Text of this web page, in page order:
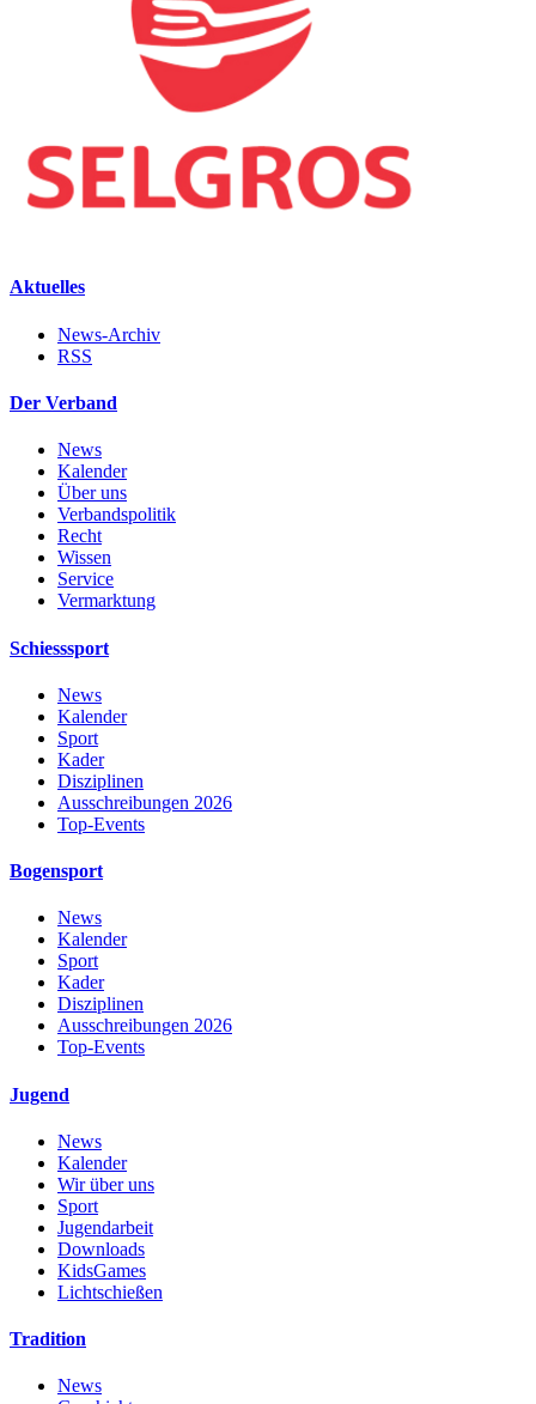
Aktuelles
News-Archiv
RSS
Der Verband
News
Kalender
Über uns
Verbandspolitik
Recht
Wissen
Service
Vermarktung
Schiesssport
News
Kalender
Sport
Kader
Disziplinen
Ausschreibungen 2026
Top-Events
Bogensport
News
Kalender
Sport
Kader
Disziplinen
Ausschreibungen 2026
Top-Events
Jugend
News
Kalender
Wir über uns
Sport
Jugendarbeit
Downloads
KidsGames
Lichtschießen
Tradition
News